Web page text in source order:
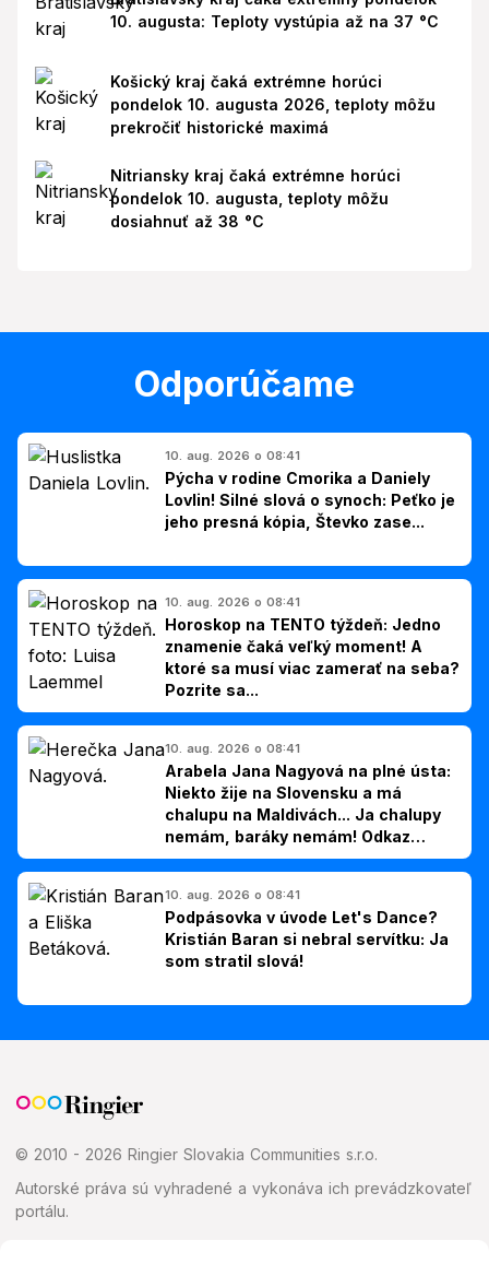
10. augusta: Teploty vystúpia až na 37 °C
Košický kraj čaká extrémne horúci
pondelok 10. augusta 2026, teploty môžu
prekročiť historické maximá
Nitriansky kraj čaká extrémne horúci
pondelok 10. augusta, teploty môžu
dosiahnuť až 38 °C
Odporúčame
10. aug. 2026 o 08:41
Pýcha v rodine Cmorika a Daniely
Lovlin! Silné slová o synoch: Peťko je
jeho presná kópia, Števko zase...
10. aug. 2026 o 08:41
Horoskop na TENTO týždeň: Jedno
znamenie čaká veľký moment! A
ktoré sa musí viac zamerať na seba?
Pozrite sa...
10. aug. 2026 o 08:41
Arabela Jana Nagyová na plné ústa:
Niekto žije na Slovensku a má
chalupu na Maldivách... Ja chalupy
nemám, baráky nemám! Odkaz
Slovákom
10. aug. 2026 o 08:41
Podpásovka v úvode Let's Dance?
Kristián Baran si nebral servítku: Ja
som stratil slová!
© 2010 - 2026 Ringier Slovakia Communities s.r.o.
Autorské práva sú vyhradené a vykonáva ich prevádzkovateľ
portálu.